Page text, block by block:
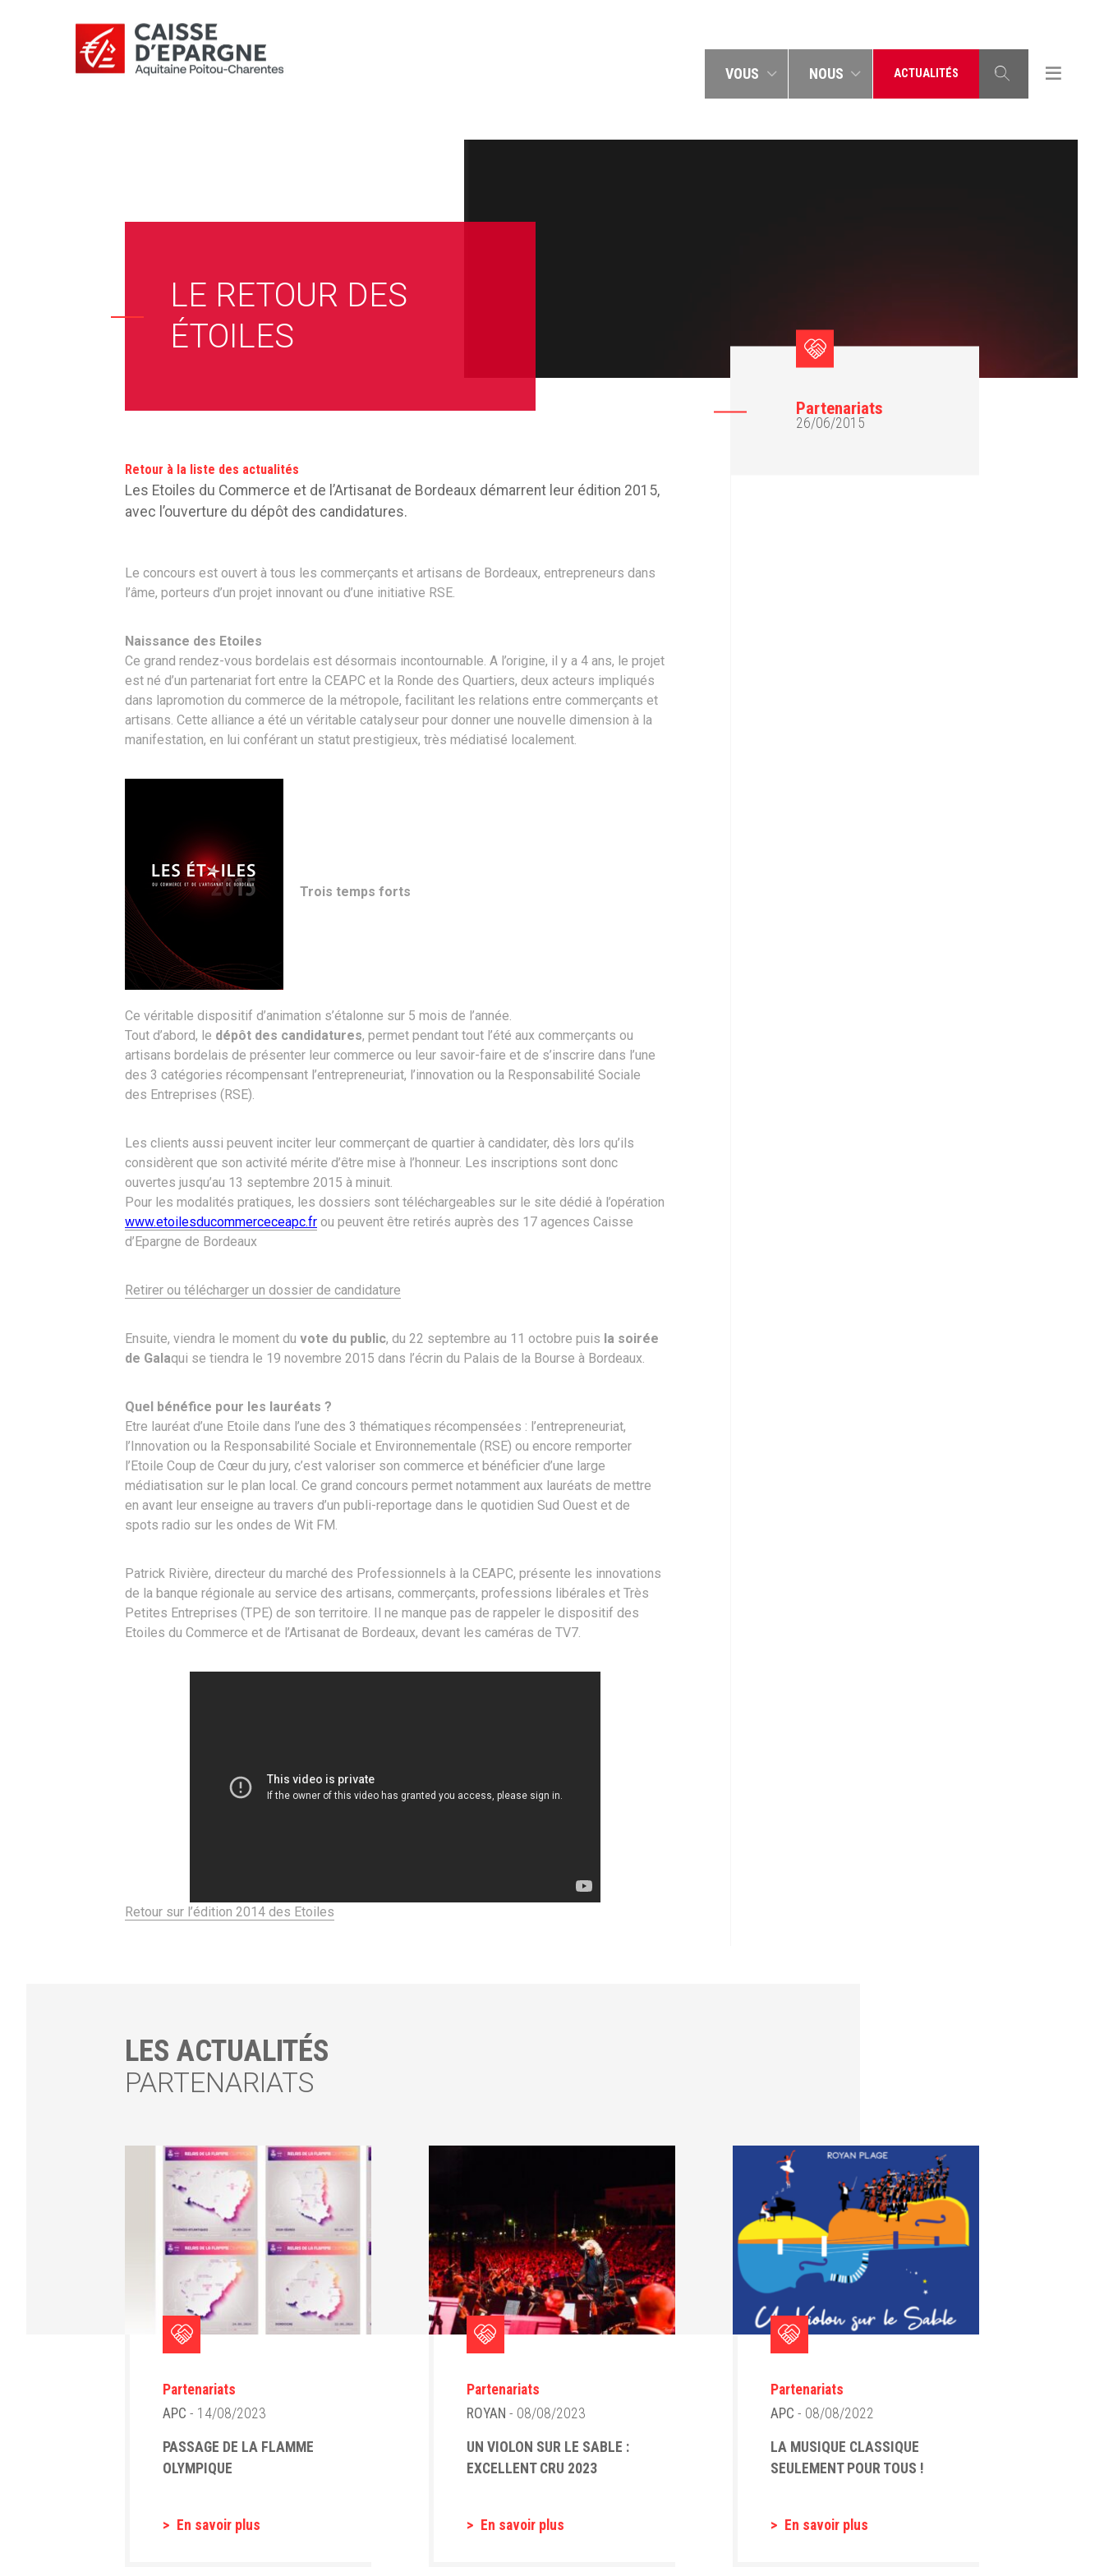
VOUS NOUS ACTUALITÉS
LE RETOUR DES
ÉTOILES
Partenariats
26/06/2015
Retour à la liste des actualités
Les Etoiles du Commerce et de l’Artisanat de Bordeaux démarrent leur édition 2015,
avec l’ouverture du dépôt des candidatures.
Le concours est ouvert à tous les commerçants et artisans de Bordeaux, entrepreneurs dans
l’âme, porteurs d’un projet innovant ou d’une initiative RSE.
Naissance des Etoiles
Ce grand rendez-vous bordelais est désormais incontournable. A l’origine, il y a 4 ans, le projet
est né d’un partenariat fort entre la CEAPC et la Ronde des Quartiers, deux acteurs impliqués
dans lapromotion du commerce de la métropole, facilitant les relations entre commerçants et
artisans. Cette alliance a été un véritable catalyseur pour donner une nouvelle dimension à la
manifestation, en lui conférant un statut prestigieux, très médiatisé localement.
Trois temps forts
Ce véritable dispositif d’animation s’étalonne sur 5 mois de l’année.
Tout d’abord, le dépôt des candidatures, permet pendant tout l’été aux commerçants ou
artisans bordelais de présenter leur commerce ou leur savoir-faire et de s’inscrire dans l’une
des 3 catégories récompensant l’entrepreneuriat, l’innovation ou la Responsabilité Sociale
des Entreprises (RSE).
Les clients aussi peuvent inciter leur commerçant de quartier à candidater, dès lors qu’ils
considèrent que son activité mérite d’être mise à l’honneur. Les inscriptions sont donc
ouvertes jusqu’au 13 septembre 2015 à minuit.
Pour les modalités pratiques, les dossiers sont téléchargeables sur le site dédié à l’opération
www.etoilesducommerceceapc.fr ou peuvent être retirés auprès des 17 agences Caisse
d’Epargne de Bordeaux
Retirer ou télécharger un dossier de candidature
Ensuite, viendra le moment du vote du public, du 22 septembre au 11 octobre puis la soirée
de Galaqui se tiendra le 19 novembre 2015 dans l’écrin du Palais de la Bourse à Bordeaux.
Quel bénéfice pour les lauréats ?
Etre lauréat d’une Etoile dans l’une des 3 thématiques récompensées : l’entrepreneuriat,
l’Innovation ou la Responsabilité Sociale et Environnementale (RSE) ou encore remporter
l’Etoile Coup de Cœur du jury, c’est valoriser son commerce et bénéficier d’une large
médiatisation sur le plan local. Ce grand concours permet notamment aux lauréats de mettre
en avant leur enseigne au travers d’un publi-reportage dans le quotidien Sud Ouest et de
spots radio sur les ondes de Wit FM.
Patrick Rivière, directeur du marché des Professionnels à la CEAPC, présente les innovations
de la banque régionale au service des artisans, commerçants, professions libérales et Très
Petites Entreprises (TPE) de son territoire. Il ne manque pas de rappeler le dispositif des
Etoiles du Commerce et de l’Artisanat de Bordeaux, devant les caméras de TV7.
Retour sur l’édition 2014 des Etoiles
LES ACTUALITÉS
PARTENARIATS
Partenariats
APC - 14/08/2023
PASSAGE DE LA FLAMME
OLYMPIQUE
En savoir plus
Partenariats
ROYAN - 08/08/2023
UN VIOLON SUR LE SABLE :
EXCELLENT CRU 2023
En savoir plus
Partenariats
APC - 08/08/2022
LA MUSIQUE CLASSIQUE
SEULEMENT POUR TOUS !
En savoir plus